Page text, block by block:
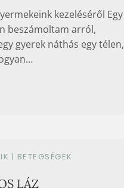
kezeléséről Egy
beszámoltam arról,
gyerek náthás egy télen,
| BETEGSÉGEK
LÁZ